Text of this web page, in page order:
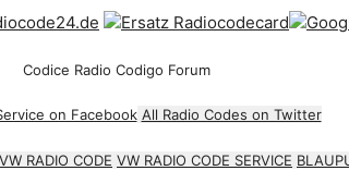
Codice Radio Codigo Forum
on Facebook All Radio Codes on Twitter
VW RADIO CODE VW RADIO CODE SERVICE